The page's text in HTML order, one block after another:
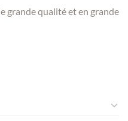
grande qualité et en grande